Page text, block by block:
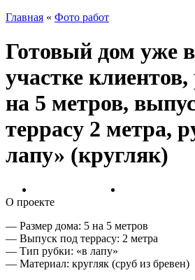
Главная « Фото работ
Готовый дом уже
участке
на 5 метров,
террасу 2 метра,
лапу» (кругляк)
О проекте
— Размер дома: 5 на 5 метров
— Выпуск под террасу: 2 метра
— Тип рубки: «в лапу»
— Материал: кругляк (сруб из бревен)